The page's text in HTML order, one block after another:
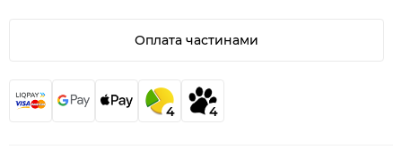
Оплата частинами
4 4